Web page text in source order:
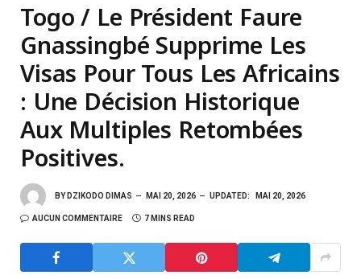
Togo / Le Président Faure
Gnassingbé Supprime Les
Visas Pour Tous Les Africains
: Une Décision Historique
Aux Multiples Retombées
Positives.
BY DZIKODO DIMAS MAI 20, 2026 UPDATED: MAI 20, 2026
AUCUN COMMENTAIRE 7 MINS READ